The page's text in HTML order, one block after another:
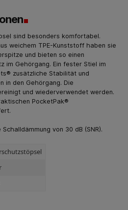
sind besonders komfortabel.
weichem TPE-Kunststoff haben sie
und bieten so einen
im Gehörgang. Ein fester Stiel im
zusätzliche Stabilität und
in den Gehörgang. Die
und wiederverwendet werden.
PocketPak®
von 30 dB (SNR).